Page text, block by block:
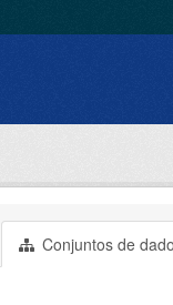
Conjuntos de